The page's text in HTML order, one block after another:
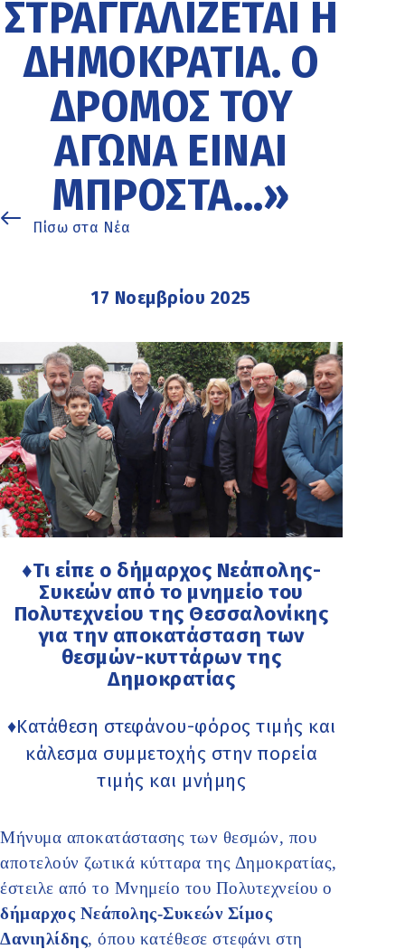
ΣΤΡΑΓΓΑΛΊΖΕΤΑΙ Η
ΔΗΜΟΚΡΑΤΊΑ. Ο
ΔΡΌΜΟΣ ΤΟΥ
ΑΓΏΝΑ ΕΊΝΑΙ
ΜΠΡΟΣΤΆ…»
Πίσω στα Νέα
17 Νοεμβρίου 2025
♦Τι είπε ο δήμαρχος Νεάπολης-
Συκεών από το μνημείο του
Πολυτεχνείου της Θεσσαλονίκης
για την αποκατάσταση των
θεσμών-κυττάρων της
Δημοκρατίας
♦Κατάθεση στεφάνου-φόρος τιμής και
κάλεσμα συμμετοχής στην πορεία
τιμής και μνήμης
Μήνυμα αποκατάστασης των θεσμών, που
αποτελούν ζωτικά κύτταρα της Δημοκρατίας,
έστειλε από το Μνημείο του Πολυτεχνείου ο
δήμαρχος Νεάπολης-Συκεών Σίμος
Δανιηλίδης, όπου κατέθεσε στεφάνι στη